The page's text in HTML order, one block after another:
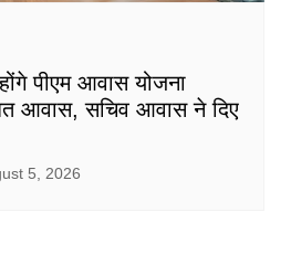
पीएम आवास योजना
आवास, सचिव आवास ने दिए
5, 2026